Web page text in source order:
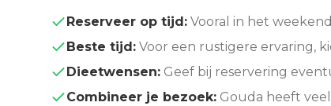
Reserveer op tijd: Vooral in het
Beste tijd: Voor een rustigere ervaring,
Dieetwensen: Geef bij reservering
Combineer je bezoek: Gouda heeft